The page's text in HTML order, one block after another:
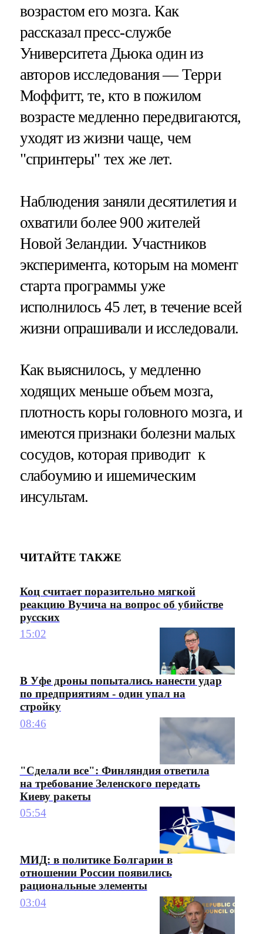
возрастом его мозга. Как
рассказал пресс-службе
Университета Дьюка один из
авторов исследования — Терри
Моффитт, те, кто в пожилом
возрасте медленно передвигаются,
уходят из жизни чаще, чем
"спринтеры" тех же лет.
Наблюдения заняли десятилетия и
охватили более 900 жителей
Новой Зеландии. Участников
эксперимента, которым на момент
старта программы уже
исполнилось 45 лет, в течение всей
жизни опрашивали и исследовали.
Как выяснилось, у медленно
ходящих меньше объем мозга,
плотность коры головного мозга, и
имеются признаки болезни малых
сосудов, которая приводит к
слабоумию и ишемическим
инсультам.
ЧИТАЙТЕ ТАКЖЕ
Коц считает поразительно мягкой
реакцию Вучича на вопрос об убийстве
русских
15:02
В Уфе дроны попытались нанести удар
по предприятиям - один упал на
стройку
08:46
"Сделали все": Финляндия ответила
на требование Зеленского передать
Киеву ракеты
05:54
МИД: в политике Болгарии в
отношении России появились
рациональные элементы
03:04